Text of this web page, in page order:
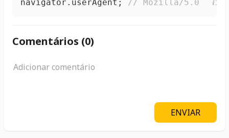
navigator. userAgent ; // Mozilla/5.0
Comentários (0)
ENVIAR